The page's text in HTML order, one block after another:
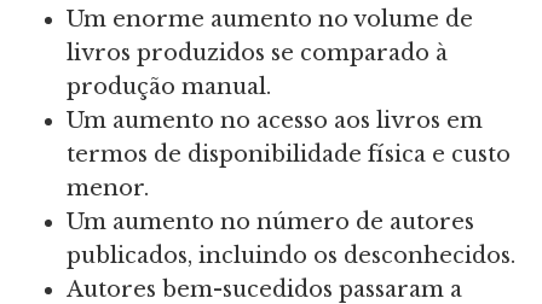
Um enorme aumento no volume de
livros produzidos se comparado à
produção manual.
Um aumento no acesso aos livros em
termos de disponibilidade física e custo
menor.
Um aumento no número de autores
publicados, incluindo os desconhecidos.
Autores bem-sucedidos passaram a